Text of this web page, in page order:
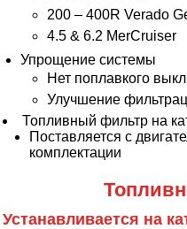
200 – 400R Verado
4.5 & 6.2 MerCruiser
Упрощение системы
Нет поплавкого
Улучшение
Топливный фильтр на
Поставляется с
комплектации
Устанавливается на